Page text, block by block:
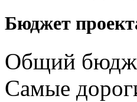
Бюджет
Общий
Самые